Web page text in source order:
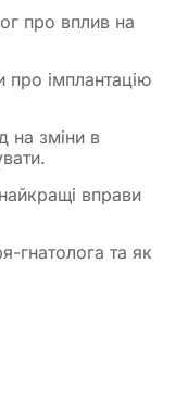
про вплив на
імплантацію
на зміни в
вправи
гнатолога та як